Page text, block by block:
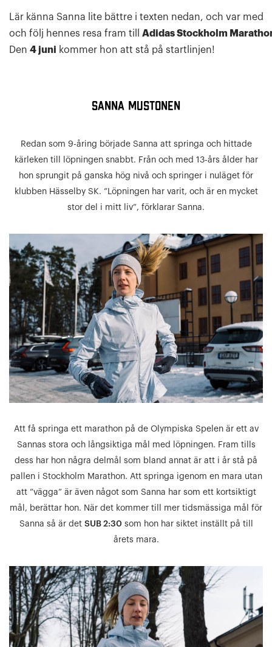
Lär känna Sanna lite bättre i texten nedan, och var med
och följ hennes resa fram till Adidas Stockholm
Den 4 juni kommer hon att stå på startlinjen!
SANNA MUSTONEN
Redan som 9-åring började Sanna att springa och hittade
kärleken till löpningen snabbt. Från och med 13-års ålder har
hon sprungit på ganska hög nivå och springer i nuläget för
klubben Hässelby SK. ”Löpningen har varit, och är en mycket
stor del i mitt liv”, förklarar Sanna.
Att få springa ett marathon på de Olympiska Spelen är ett av
Sannas stora och långsiktiga mål med löpningen. Fram tills
dess har hon några delmål som bland annat är att i år stå på
pallen i Stockholm Marathon. Att springa igenom en mara utan
att ”vägga” är även något som Sanna har som ett kortsiktigt
mål, berättar hon. När det kommer till mer tidsmässiga mål för
Sanna så är det SUB 2:30 som hon har siktet inställt på till
årets mara.